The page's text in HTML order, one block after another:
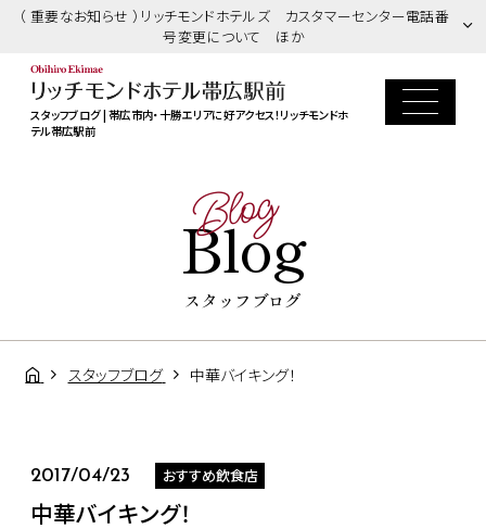
（ 重要なお知らせ ）リッチモンドホテルズ カスタマーセンター電話番
号変更について ほか
スタッフブログ | 帯広市内・十勝エリアに好アクセス！リッチモンドホ
テル帯広駅前
Blog
Blog
スタッフブログ
スタッフブログ 中華バイキング！
2017/04/23 おすすめ飲食店
中華バイキング！